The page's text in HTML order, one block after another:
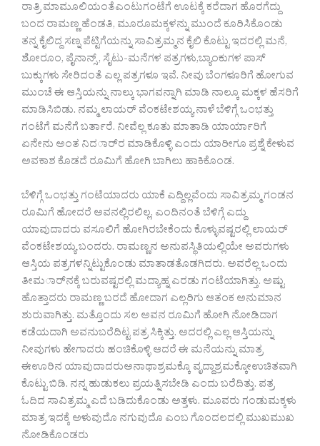
ರಾತ್ರಿ ಮಾಮೂಲಿಯಂತೆಎಂಟುಗಂಟೆಗೆ ಊಟಕ್ಕೆ ಕರೆದಾಗ ಹೊರಗೆದ್ದು
ಬಂದ ರಾಮಣ್ಣ ಹೆಂಡತಿ, ಮೂರೂಮಕ್ಕಳನ್ನು ಮುಂದೆ ಕೂರಿಸಿಕೊಂಡು
ತನ್ನ ಕೈಲಿದ್ದ ಸಣ್ನ ಪೆಟ್ಟಿಗೆಯನ್ನು ಸಾವಿತ್ರಮ್ಮನ ಕೈಲಿ ಕೊಟ್ಟು ಇದರಲ್ಲಿ ಮನೆ,
ಶೋರೂಂ, ಪೈನಾನ್ಸ್ , ಸೈಟು-ಮನೆಗಳ ಪತ್ರಗಳು,ಬ್ಯಾಂಕುಗಳ ಪಾಸ್
ಬುಕ್ಕುಗಳು ಸೇರಿದಂತೆ ಎಲ್ಲ ಪತ್ರಗಳೂ ಇವೆ. ನೀವು ಬೆಂಗಳೂರಿಗೆ ಹೋಗುವ
ಮುಂಚೆ ಈ ಆಸ್ತಿಯನ್ನು ನಾಲ್ಕು ಭಾಗವನ್ನಾಗಿ ಮಾಡಿ ನಾಲ್ಕೂ ಮಕ್ಕಳ ಹೆಸರಿಗೆ
ಮಾಡಿಸಿಬಿಡು. ನಮ್ಮ ಲಾಯರ್ ವೆಂಕಟೇಶಯ್ಯ ನಾಳೆ ಬೆಳಿಗ್ಗೆ ಒಂಭತ್ತು
ಗಂಟೆಗೆ ಮನೆಗೆ ಬರ್ತಾರೆ. ನೀವೆಲ್ಲ ಕೂತು ಮಾತಾಡಿ ಯಾರ್ಯಾರಿಗೆ
ಏನೇನು ಅಂತ ನಿದರ್ಾರ ಮಾಡಿಕೊಳ್ಳಿ ಎಂದು ಯಾರೀಗೂ ಪ್ರಶ್ನೆ ಕೇಳುವ
ಅವಕಾಶ ಕೊಡದೆ ರೂಮಿಗೆ ಹೋಗಿ ಬಾಗಿಲು ಹಾಕಿಕೊಂಡ.
ಬೆಳಿಗ್ಗೆ ಒಂಭತ್ತು ಗಂಟೆಯಾದರು ಯಾಕೆ ಎದ್ದಿಲ್ಲವೆಂದು ಸಾವಿತ್ರಮ್ಮ ಗಂಡನ
ರೂಮಿಗೆ ಹೋದರೆ ಅವನಲ್ಲಿರಲಿಲ್ಲ. ಎಂದಿನಂತೆ ಬೆಳಿಗ್ಗೆ ಎದ್ದು
ಯಾವುದಾದರು ವಸೂಲಿಗೆ ಹೋಗಿರಬೇಕೆಂದು ಕೊಳ್ಳುವಷ್ಟರಲ್ಲಿ ಲಾಯರ್
ವೆಂಕಟೇಶಯ್ಯ ಬಂದರು. ರಾಮಣ್ಣನ ಅನುಪಸ್ಥಿತಿಯಲ್ಲಿಯೇ ಅವರುಗಳು
ಆಸ್ತಿಯ ಪತ್ರಗಳನ್ನಿಟ್ಟುಕೊಂಡು ಮಾತಾಡತೊಡಗಿದರು. ಅವರೆಲ್ಲ ಒಂದು
ತೀಮರ್ಾನಕ್ಕೆ ಬರುವಷ್ಟರಲ್ಲಿ ಮದ್ಯಾಹ್ನ ಎರಡು ಗಂಟೆಯಾಗಿತ್ತು. ಅಷ್ಟು
ಹೊತ್ತಾದರು ರಾಮಣ್ಣ ಬರದೆ ಹೋದಾಗ ಎಲ್ಲರಿಗು ಆತಂಕ ಅನುಮಾನ
ಶುರುವಾಗಿತ್ತು. ಮತ್ತೊಂದು ಸಲ ಅವನ ರೂಮಿಗೆ ಹೋಗಿ ನೋಡಿದಾಗ
ಕಡೆಯದಾಗಿ ಅವನುಬರೆದಿಟ್ಟ ಪತ್ರ ಸಿಕ್ಕಿತ್ತು. ಅದರಲ್ಲಿ ಎಲ್ಲ ಆಸ್ತಿಯನ್ನು
ನೀವುಗಳು ಹೇಗಾದರು ಹಂಚಿಕೊಳ್ಳಿ ಆದರೆ ಈ ಮನೆಯನ್ನು ಮಾತ್ರ
ಈಊರಿನ ಯಾವುದಾದರುಅನಾಥಾಶ್ರಮಕ್ಕೊ ವೃದ್ದಾಶ್ರಮಕ್ಕೋಉಚಿತವಾಗಿ
ಕೊಟ್ಟು ಬಿಡಿ. ನನ್ನ ಹುಡುಕಲು ಪ್ರಯತ್ನಿಸಬೇಡಿ ಎಂದು ಬರೆದಿತ್ತು. ಪತ್ರ
ಓದಿದ ಸಾವಿತ್ರಮ್ಮ ಎದೆ ಬಡಿದುಕೊಂಡು ಅತ್ತಳು. ಮೂವರು ಗಂಡುಮಕ್ಕಳು
ಮಾತ್ರ ಇದಕ್ಕೆ ಅಳುವುದೊ ನಗುವುದೊ ಎಂಬ ಗೊಂದಲದಲ್ಲಿ ಮುಖಮುಖ
ನೋಡಿಕೊಂಡರು